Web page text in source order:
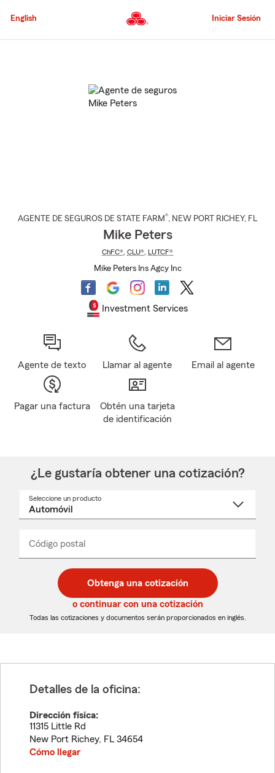
al
principal
English Iniciar Sesión
AGENTE DE SEGUROS DE STATE FARM®, NEW PORT RICHEY, FL
Mike Peters
ChFC® CLU® LUTCF®
Mike Peters Ins Agcy Inc
Investment Services
Agente de texto Llamar al agente Email al agente
Pagar una factura
Obtén una tarjeta
de identificación
¿Le gustaría obtener una cotización?
Seleccione un producto
desplegable
Código postal
de
5
dígitos
de
5
dígitos
_____
Obtenga una cotización
o continuar con una cotización
Todas las cotizaciones y documentos serán proporcionados en inglés.
Detalles de la oficina:
Dirección física:
11315 Little Rd
New Port Richey, FL 34654
Cómo llegar